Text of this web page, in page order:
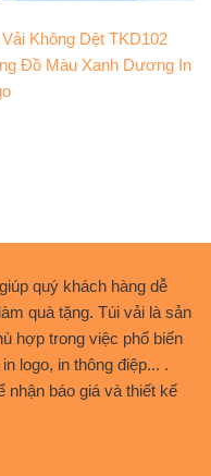
Không Dệt TKD102
Đồ Màu Xanh Dương In
quý khách hàng dễ
quà tặng. Túi vải là sản
hợp trong việc phổ biến
logo, in thông điệp... .
nhận báo giá và thiết kế